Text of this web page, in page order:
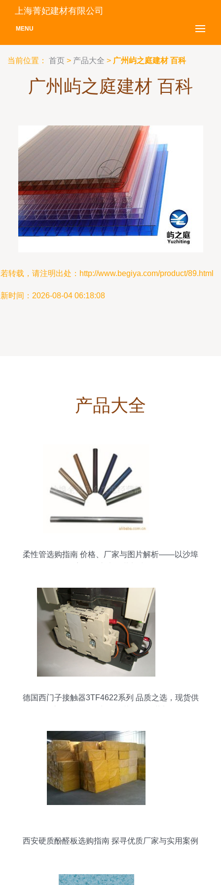
上海菁妃建材有限公司
MENU
当前位置： 首页 > 产品大全 > 广州屿之庭建材 百科
广州屿之庭建材 百科
转载，请注明出处：http://www.begiya.com/product/89.html
时间：2026-08-04 06:18:08
产品大全
柔性管选购指南 价格、厂家与图片解析——以沙埠
德国西门子接触器3TF4622系列 品质之选，现货供
西安硬质酚醛板选购指南 探寻优质厂家与实用案例